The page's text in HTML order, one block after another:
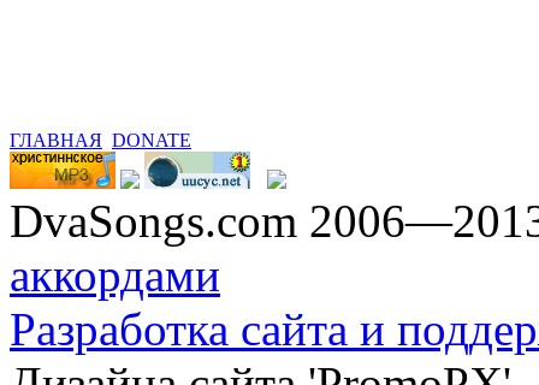
ГЛАВНАЯ DONATE
DvaSongs.com
аккордами
Разработка сайта и